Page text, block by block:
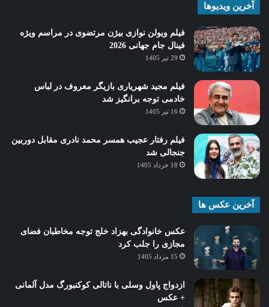
آخرین ویدیوها
فیلم ویولن نوازی بیژن مرتضوی در مراسم ویژه
فینال جام جهانی 2026
29 تیر 1405
فیلم مجید شهریاری بازیگر معروف در لباس
خادمی توجه برانگیز شد
16 تیر 1405
فیلم رفتار عجیب همسر محمد نادری مقابل دوربین
جنجالی شد
18 خرداد 1405
آخرین عکس ها
عکس خانوادگی بهزاد خلج توجه مخاطبان فضای
مجازی را جلب کرد
15 مرداد 1405
ازدواج پاول وسلی با ناتالی کوکنبورگ مدل آلمانی
+ عکس